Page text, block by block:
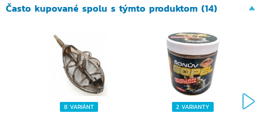
Často kupované spolu s týmto produktom (14)
8 VARIÁNT 2 VARIANTY